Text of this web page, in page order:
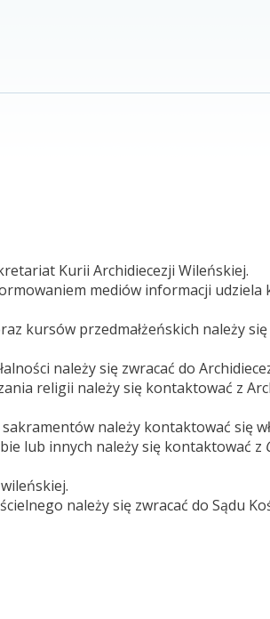
Kurii Archidiecezji Wileńskiej.
mediów informacji
kursów przedmałżeńskich należy
należy się zwracać do
religii należy się kontaktować z
należy kontaktować się
lub innych należy się kontaktować z
należy się zwracać do Sądu